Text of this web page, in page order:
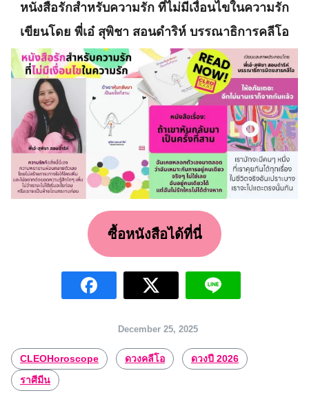
หนังสือรักสำหรับความรัก ที่ไม่มีเงื่อนไขในความรัก
เขียนโดย พี่เอ๋ สุพิชา สอนดำริห์ บรรณาธิการคลีโอ
ซื้อหนังสือได้ที่นี่
December 25, 2025
CLEOHoroscope ดวงคลีโอ
ดวงปี 2026
ราศีมีน